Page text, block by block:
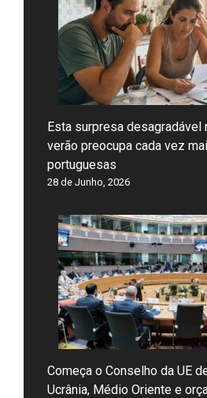
Esta surpresa desagradável
verão preocupa cada vez
portuguesas
28 de Junho, 2026
Começa o Conselho da UE
Ucrânia, Médio Oriente e